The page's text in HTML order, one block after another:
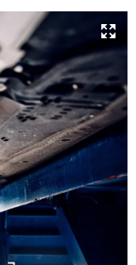
Развернуть на весь экран